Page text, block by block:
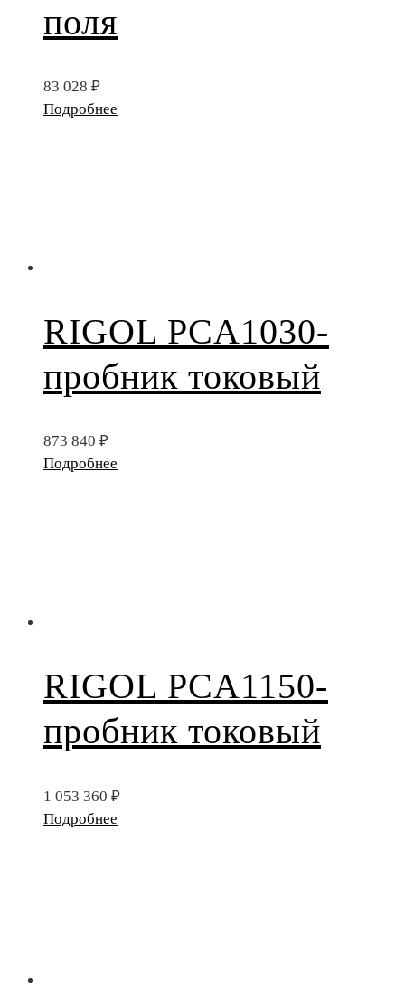
поля
83 028 ₽
Подробнее
RIGOL PCA1030-
пробник токовый
873 840 ₽
Подробнее
RIGOL PCA1150-
пробник токовый
1 053 360 ₽
Подробнее